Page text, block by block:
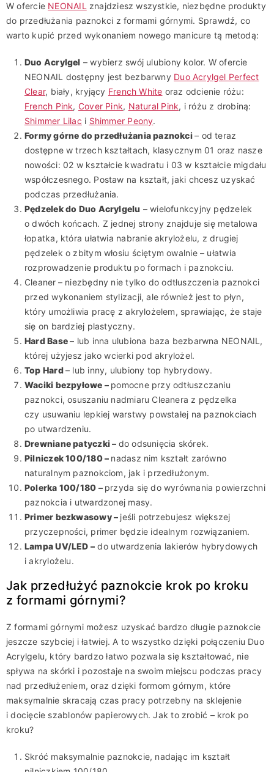
W ofercie NEONAIL znajdziesz wszystkie, niezbędne produkty
do przedłużania paznokci z formami górnymi. Sprawdź, co
warto kupić przed wykonaniem nowego manicure tą metodą:
Duo Acrylgel – wybierz swój ulubiony kolor. W ofercie
NEONAIL dostępny jest bezbarwny Duo Acrylgel Perfect
Clear, biały, kryjący French White oraz odcienie różu:
French Pink, Cover Pink, Natural Pink, i różu z drobiną:
Shimmer Lilac i Shimmer Peony.
Formy górne do przedłużania paznokci– od teraz
dostępne w trzech kształtach, klasycznym 01 oraz nasze
nowości: 02 w kształcie kwadratu i 03 w kształcie migdału
współczesnego. Postaw na kształt, jaki chcesz uzyskać
podczas przedłużania.
Pędzelek do Duo Acrylgelu – wielofunkcyjny pędzelek
o dwóch końcach. Z jednej strony znajduje się metalowa
łopatka, która ułatwia nabranie akrylożelu, z drugiej
pędzelek o zbitym włosiu ściętym owalnie – ułatwia
rozprowadzenie produktu po formach i paznokciu.
Cleaner – niezbędny nie tylko do odtłuszczenia paznokci
przed wykonaniem stylizacji, ale również jest to płyn,
który umożliwia pracę z akrylożelem, sprawiając, że staje
się on bardziej plastyczny.
Hard Base– lub inna ulubiona baza bezbarwna NEONAIL,
której użyjesz jako wcierki pod akrylożel.
Top Hard– lub inny, ulubiony top hybrydowy.
Waciki bezpyłowe – pomocne przy odtłuszczaniu
paznokci, osuszaniu nadmiaru Cleanera z pędzelka
czy usuwaniu lepkiej warstwy powstałej na paznokciach
po utwardzeniu.
Drewniane patyczki – do odsunięcia skórek.
Pilniczek 100/180 – nadasz nim kształt zarówno
naturalnym paznokciom, jak i przedłużonym.
Polerka 100/180 – przyda się do wyrównania powierzchni
paznokcia i utwardzonej masy.
Primer bezkwasowy– jeśli potrzebujesz większej
przyczepności, primer będzie idealnym rozwiązaniem.
Lampa UV/LED – do utwardzenia lakierów hybrydowych
i akrylożelu.
Jak przedłużyć paznokcie krok po kroku
z formami górnymi?
Z formami górnymi możesz uzyskać bardzo długie paznokcie
jeszcze szybciej i łatwiej. A to wszystko dzięki połączeniu Duo
Acrylgelu, który bardzo łatwo pozwala się kształtować, nie
spływa na skórki i pozostaje na swoim miejscu podczas pracy
nad przedłużeniem, oraz dzięki formom górnym, które
maksymalnie skracają czas pracy potrzebny na sklejenie
i docięcie szablonów papierowych. Jak to zrobić – krok po
kroku?
Skróć maksymalnie paznokcie, nadając im kształt